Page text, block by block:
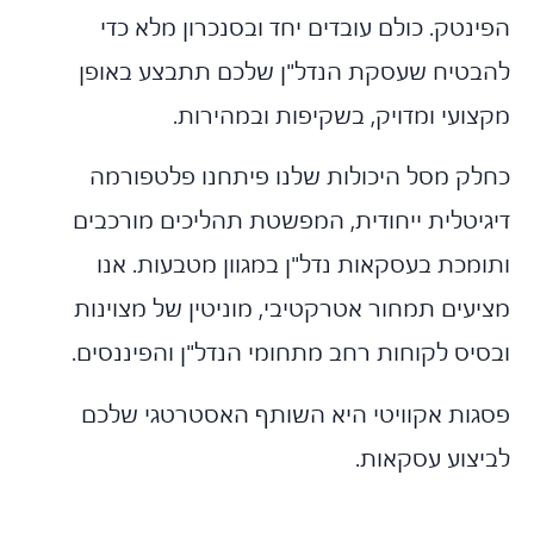
כולם עובדים יחד ובסנכרון מלא כדי
שעסקת הנדל"ן שלכם תתבצע באופן
ומדויק, בשקיפות ובמהירות.
מסל היכולות שלנו פיתחנו פלטפורמה
ייחודית, המפשטת תהליכים מורכבים
בעסקאות נדל"ן במגוון מטבעות. אנו
תמחור אטרקטיבי, מוניטין של מצוינות
לקוחות רחב מתחומי הנדל"ן והפיננסים.
אקוויטי היא השותף האסטרטגי שלכם
עסקאות.